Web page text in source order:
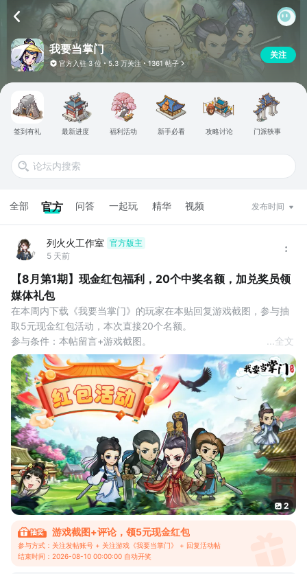
我要当掌门
官方入驻3 位 5.3 万关注 1361 帖子
关注
签到有礼 最新进度 福利活动 新手必看 攻略讨论 门派轶事
全部 官方 问答 一起玩 精华 视频 发布时间
列火火工作室 官方版主
5 天前
【8月第1期】现金红包福利，20个中奖名额，加兑奖员领
媒体礼包
在本周内下载《我要当掌门》的玩家在本贴回复游戏截图，参与抽
取5元现金红包活动，本次直接20个名额。
参与条件：本帖留言+游戏截图。
互动奖励：评论区抽取20名观众，获得5元现金红包奖励。
活动时间：2026年8月3日-8月9日
开奖时间：8月9日24点
领取方式：系统自动抽奖，中奖后请及时联系兑奖员。
活动说明：
1.每个tap账号只能领取1次奖励，已领取过可换号参与。
2.每个tap用户只能发一
全文
2
游戏截图+评论，领5元现金红包
参与方式：关注发帖账号 + 关注游戏《我要当掌门》 + 回复活动帖
结束时间：2026-08-10 00:00:00 自动开奖